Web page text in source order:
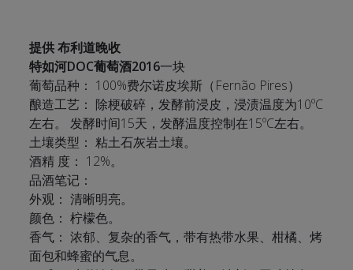
提供 布利道晚收
特如河DOC葡萄酒2016一块
葡萄品种： 100%费尔诺皮埃斯（Fernão Pires）
酿造工艺： 除梗破碎，发酵前浸皮，浸渍温度为10ºC
左右。 发酵时间15天，发酵温度控制在15ºC左右。
土壤类型： 粘土石灰岩土壤。
酒精 度： 12%。
品酒笔记：
外观： 清晰明亮。
颜色： 柠檬色。
香气： 浓郁、复杂的香气，带有热带水果、柑橘、烤
面包和蜂蜜的气息。